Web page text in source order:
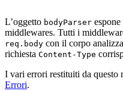
L’oggetto bodyParser
middlewares. Tutti i
req.body con il corpo
richiesta Content-Type
I vari errori restituiti da questo
Errori.